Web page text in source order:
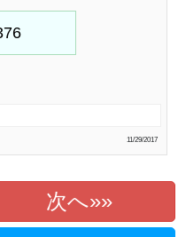
11/29/2017
次へ»